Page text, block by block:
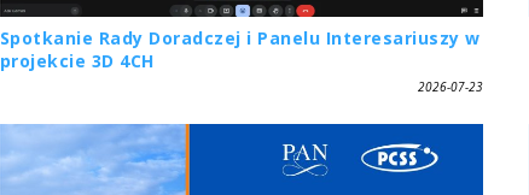
Spotkanie Rady Doradczej i Panelu Interesariuszy w
projekcie 3D 4CH
2026-07-23